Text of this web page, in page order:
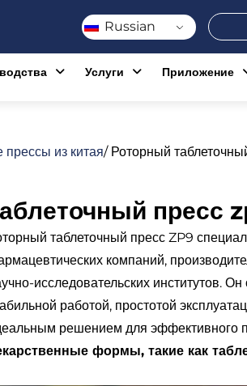
Russian Поиск
Услуги Приложение
прессы из китая/ Роторный
пресс
таблеточный пресс ZP9
компаний,
исследовательских институтов.
работой, простотой
решением для эффективного
формы, такие как